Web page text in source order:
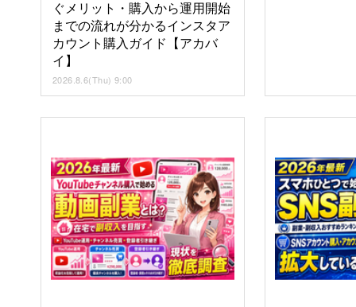
ぐメリット・購入から運用開始
までの流れが分かるインスタア
カウント購入ガイド【アカバ
イ】
2026.8.6(Thu) 9:00